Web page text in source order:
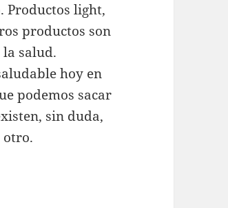
Productos light,
productos son
la salud.
hoy en
podemos sacar
sin duda,
otro.